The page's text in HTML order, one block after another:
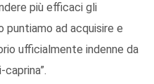
più efficaci gli
puntiamo ad acquisire e
ufficialmente indenne da